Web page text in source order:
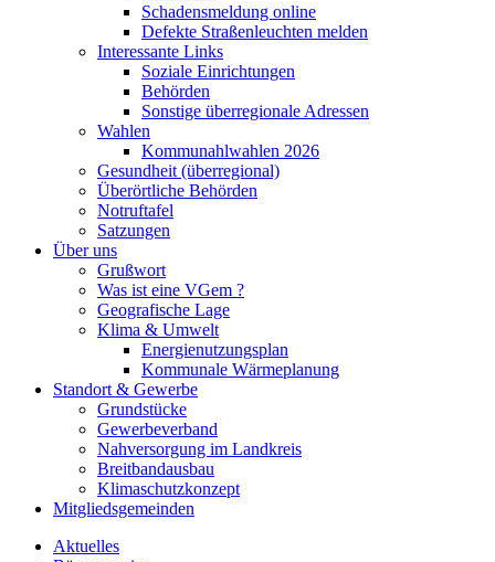
Schadensmeldung online
Defekte Straßenleuchten melden
Interessante Links
Soziale Einrichtungen
Behörden
Sonstige überregionale Adressen
Wahlen
Kommunahlwahlen 2026
Gesundheit (überregional)
Überörtliche Behörden
Notruftafel
Satzungen
Über uns
Grußwort
Was ist eine VGem ?
Geografische Lage
Klima & Umwelt
Energienutzungsplan
Kommunale Wärmeplanung
Standort & Gewerbe
Grundstücke
Gewerbeverband
Nahversorgung im Landkreis
Breitbandausbau
Klimaschutzkonzept
Mitgliedsgemeinden
Aktuelles